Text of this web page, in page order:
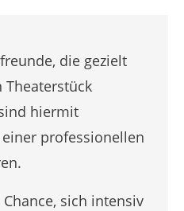
die gezielt
Theaterstück
hiermit
professionellen
sich intensiv